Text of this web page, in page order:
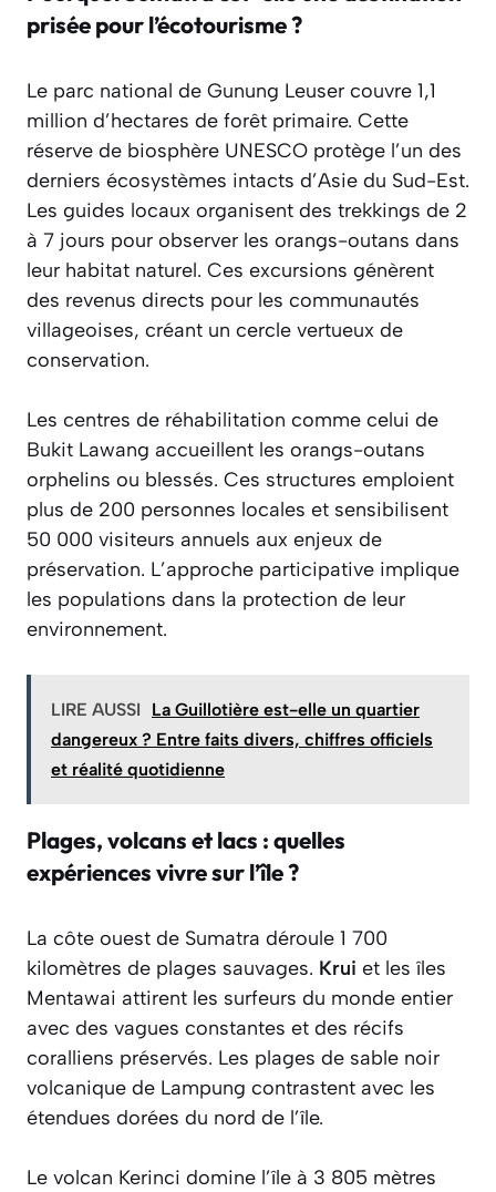
prisée pour l’écotourisme ?
Le parc national de Gunung Leuser couvre 1,1
million d’hectares de forêt primaire. Cette
réserve de biosphère UNESCO protège l’un des
derniers écosystèmes intacts d’Asie du Sud-Est.
Les guides locaux organisent des trekkings de 2
à 7 jours pour observer les orangs-outans dans
leur habitat naturel. Ces excursions génèrent
des revenus directs pour les communautés
villageoises, créant un cercle vertueux de
conservation.
Les centres de réhabilitation comme celui de
Bukit Lawang accueillent les orangs-outans
orphelins ou blessés. Ces structures emploient
plus de 200 personnes locales et sensibilisent
50 000 visiteurs annuels aux enjeux de
préservation. L’approche participative implique
les populations dans la protection de leur
environnement.
LIRE AUSSI
La Guillotière est-elle un quartier
dangereux ? Entre faits divers, chiffres officiels
et réalité quotidienne
Plages, volcans et lacs : quelles
expériences vivre sur l’île ?
La côte ouest de Sumatra déroule 1 700
kilomètres de plages sauvages. Krui et les îles
Mentawai attirent les surfeurs du monde entier
avec des vagues constantes et des récifs
coralliens préservés. Les plages de sable noir
volcanique de Lampung contrastent avec les
étendues dorées du nord de l’île.
Le volcan Kerinci domine l’île à 3 805 mètres